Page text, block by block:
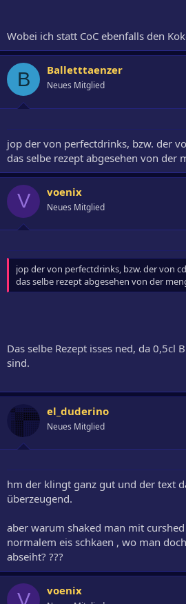
Wobei ich statt CoC ebenfalls den
B Balletttaenzer
Neues Mitglied
jop der von perfectdrinks, bzw. der
das selbe rezept abgesehen von der
V voenix
Neues Mitglied
jop der von perfectdrinks, bzw. der von cd
das selbe rezept abgesehen von der
Das selbe Rezept isses ned, da 0,5cl
sind.
el_duderino
Neues Mitglied
hm der klingt ganz gut und der text
überzeugend.
aber warum shaked man mit
normalem eis schkaen , wo man
abseiht? ???
V voenix